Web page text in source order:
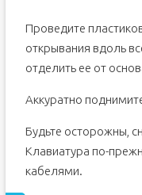
Проведите
открывания вдоль
отделить ее от
Аккуратно
Будьте осторожны,
Клавиатура по-
кабелями.